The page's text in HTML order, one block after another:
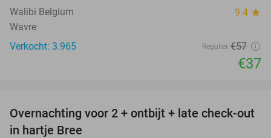
Walibi Belgium 9.4 star
Wavre
Verkocht: 3.965
Regulier €57
€37
41%
TODAY
Overnachting voor 2 + ontbijt + late check-out
in hartje Bree